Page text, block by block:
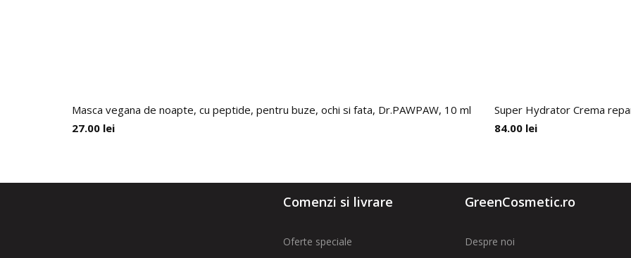
Masca vegana de noapte, cu peptide, pentru buze, ochi si fata, Dr.PAWPAW, 10 ml
27.00 lei
Super Hydrator Crema
84.00 lei
Comenzi si livrare
Oferte speciale
GreenCosmetic.ro
Despre noi